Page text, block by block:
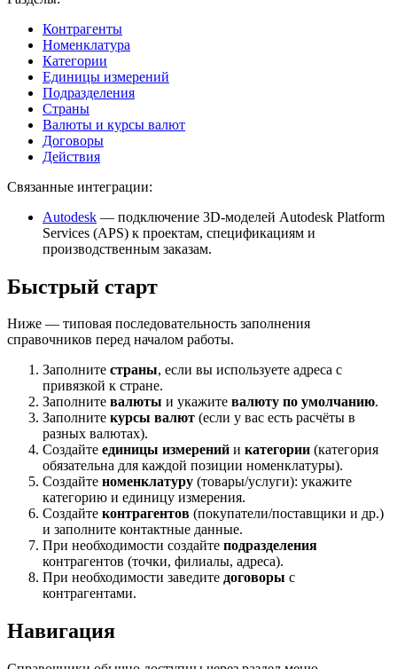
Контрагенты
Номенклатура
Категории
Единицы измерений
Подразделения
Страны
Валюты и курсы валют
Договоры
Действия
Связанные интеграции:
Autodesk — подключение 3D-моделей Autodesk Platform
Services (APS) к проектам, спецификациям и
производственным заказам.
Быстрый старт
Ниже — типовая последовательность заполнения
справочников перед началом работы.
Заполните страны, если вы используете адреса с
привязкой к стране.
Заполните валюты и укажите валюту по умолчанию.
Заполните курсы валют (если у вас есть расчёты в
разных валютах).
Создайте единицы измерений и категории (категория
обязательна для каждой позиции номенклатуры).
Создайте номенклатуру (товары/услуги): укажите
категорию и единицу измерения.
Создайте контрагентов (покупатели/поставщики и др.)
и заполните контактные данные.
При необходимости создайте подразделения
контрагентов (точки, филиалы, адреса).
При необходимости заведите договоры с
контрагентами.
Навигация